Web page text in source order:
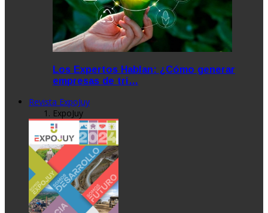
Los Expertos Hablan: ¿Cómo generar
empresas de tri…
Revista ExpoJuy
ExpoJuy